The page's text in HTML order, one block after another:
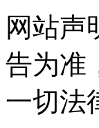
网站声
告为准
一切法